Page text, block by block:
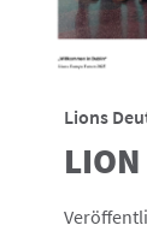
Lions